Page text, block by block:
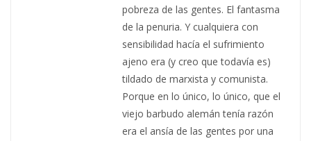
pobreza de las gentes. El fantasma
de la penuria. Y cualquiera con
sensibilidad hacía el sufrimiento
ajeno era (y creo que todavía es)
tildado de marxista y comunista.
Porque en lo único, lo único, que el
viejo barbudo alemán tenía razón
era el ansía de las gentes por una